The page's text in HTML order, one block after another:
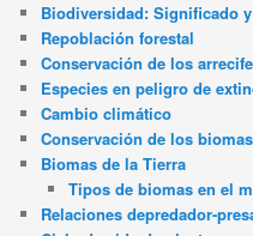
Biodiversidad: Significado
Repoblación forestal
Conservación de los
Especies en peligro de
Cambio climático
Conservación de los biomas
Biomas de la Tierra
Tipos de biomas en el
Relaciones depredador-